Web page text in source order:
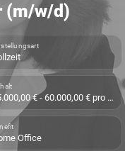
(m/w/d)
55.000,00 € - 60.000,00 € pro Jahr
Office